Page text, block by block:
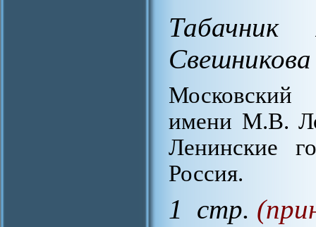
Табачник
Московский
имени М.В.
Ленинские
Россия.
1 стр.